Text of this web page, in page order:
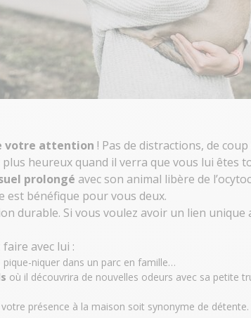
votre attention ! Pas de distractions, de
heureux quand il verra que vous lui êtes
prolongé avec son animal libère de
est bénéfique pour vous deux.
durable. Si vous voulez avoir un lien
avec lui :
niquer dans un parc en famille…
où il découvrira de nouvelles odeurs avec sa petite
présence à la maison soit synonyme de détente.